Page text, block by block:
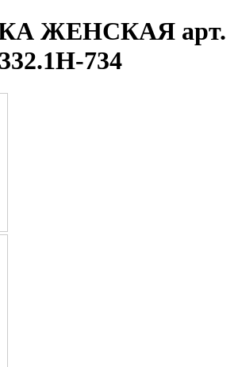
ЖЕНСКАЯ арт.
734